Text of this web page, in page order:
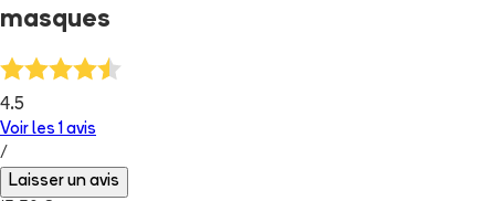
masques
4.5
Voir les 1 avis
/
Laisser un avis